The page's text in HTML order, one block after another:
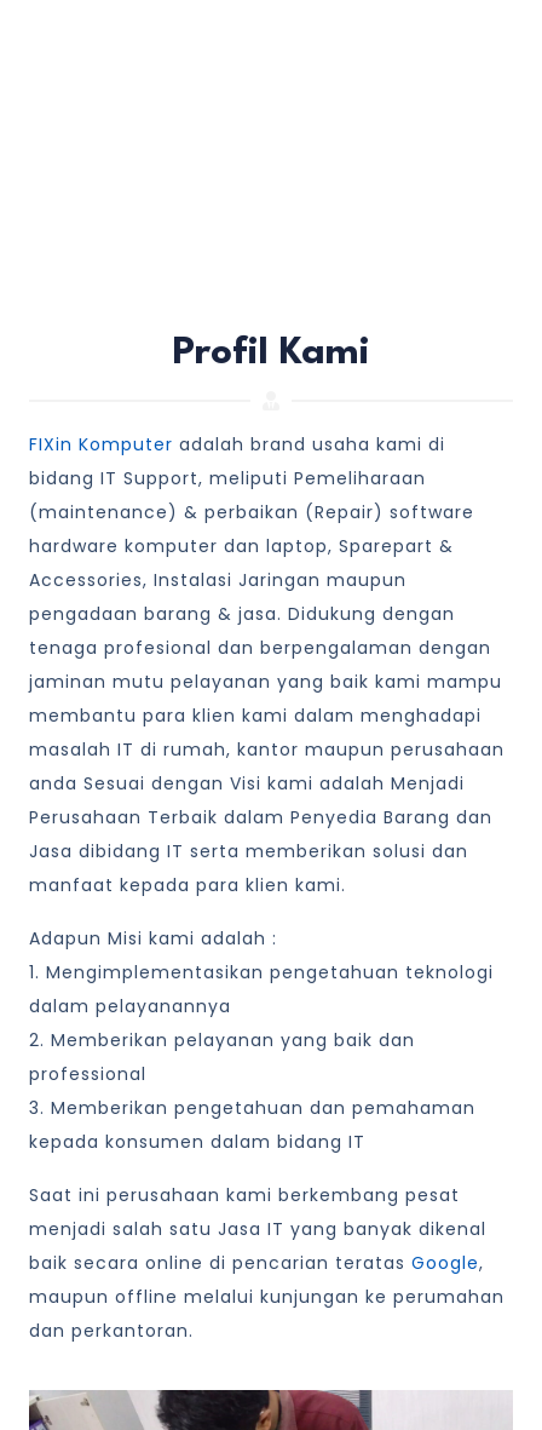
Profil Kami
FIXin Komputer adalah brand usaha kami di
bidang IT Support, meliputi Pemeliharaan
(maintenance) & perbaikan (Repair) software
hardware komputer dan laptop, Sparepart &
Accessories, Instalasi Jaringan maupun
pengadaan barang & jasa. Didukung dengan
tenaga profesional dan berpengalaman dengan
jaminan mutu pelayanan yang baik kami mampu
membantu para klien kami dalam menghadapi
masalah IT di rumah, kantor maupun perusahaan
anda Sesuai dengan Visi kami adalah Menjadi
Perusahaan Terbaik dalam Penyedia Barang dan
Jasa dibidang IT serta memberikan solusi dan
manfaat kepada para klien kami.
Adapun Misi kami adalah :
1. Mengimplementasikan pengetahuan teknologi
dalam pelayanannya
2. Memberikan pelayanan yang baik dan
professional
3. Memberikan pengetahuan dan pemahaman
kepada konsumen dalam bidang IT
Saat ini perusahaan kami berkembang pesat
menjadi salah satu Jasa IT yang banyak dikenal
baik secara online di pencarian teratas Google,
maupun offline melalui kunjungan ke perumahan
dan perkantoran.